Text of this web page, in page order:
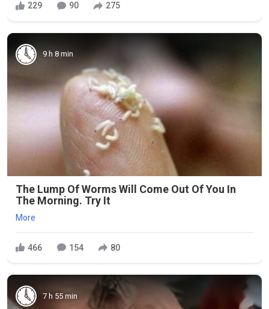
229 90 275
9 h 8 min
The Lump Of Worms Will Come Out Of You In
The Morning. Try It
More
466 154 80
7 h 55 min